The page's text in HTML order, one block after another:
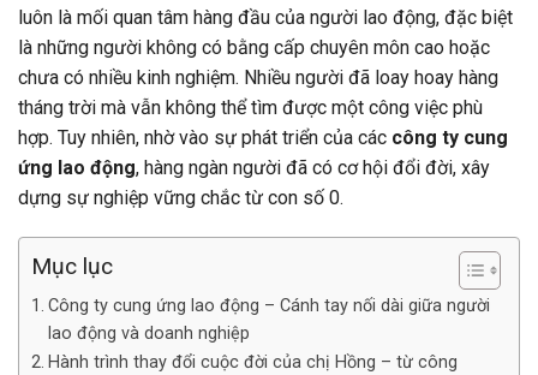
luôn là mối quan tâm hàng đầu của người lao động, đặc biệt
là những người không có bằng cấp chuyên môn cao hoặc
chưa có nhiều kinh nghiệm. Nhiều người đã loay hoay hàng
tháng trời mà vẫn không thể tìm được một công việc phù
hợp. Tuy nhiên, nhờ vào sự phát triển của các công ty cung
ứng lao động, hàng ngàn người đã có cơ hội đổi đời, xây
dựng sự nghiệp vững chắc từ con số 0.
Mục lục
Công ty cung ứng lao động – Cánh tay nối dài giữa người
lao động và doanh nghiệp
Hành trình thay đổi cuộc đời của chị Hồng – từ công